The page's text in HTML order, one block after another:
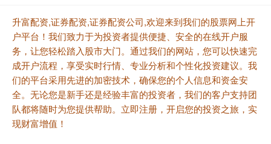
升富配资,证券配资,证券配资公司,欢迎来到我们的股票网上开
户平台！我们致力于为投资者提供便捷、安全的在线开户服
务，让您轻松踏入股市大门。通过我们的网站，您可以快速完
成开户流程，享受实时行情、专业分析和个性化投资建议。我
们的平台采用先进的加密技术，确保您的个人信息和资金安
全。无论您是新手还是经验丰富的投资者，我们的客户支持团
队都将随时为您提供帮助。立即注册，开启您的投资之旅，实
现财富增值！